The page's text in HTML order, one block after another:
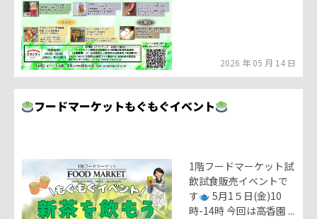
2026 年 05 月 14 日
フードマーケットもぐもぐイベント
1階フードマーケット試
飲試食販売イベントで
す
5月1５日(金)10
時-14時 今回は高香園 ...